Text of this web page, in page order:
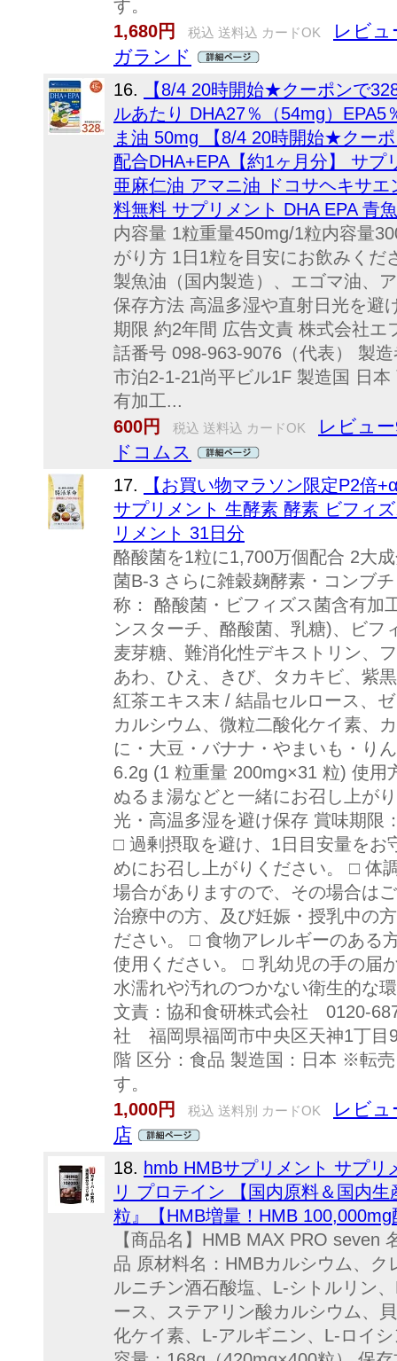
す。
1,680円
税込 送料込 カードOK
レビュ
ガランド
16.
【8/4 20時開始★クーポンで
ルあたり DHA27％（54mg）
ま油 50mg 【8/4 20時開始★クー
配合DHA+EPA【約1ヶ月分】 サ
亜麻仁油 アマニ油 ドコサヘキサ
料無料 サプリメント DHA EPA 青
内容量 1粒重量450mg/1粒内容量
がり方 1日1粒を目安にお飲みくだ
製魚油（国内製造）、エゴマ油、
保存方法 高温多湿や直射日光を避
期限 約2年間 広告文責 株式会社
話番号 098-963-9076（代表） 製
市泊2-1-21尚平ビル1F 製造国 日
有加工...
600円
税込 送料込 カードOK
レビュ
ドコムス
17.
【お買い物マラソン限定P2倍
サプリメント 生酵素 酵素 ビフィ
リメント 31日分
酪酸菌を1粒に1,700万個配合 2大
菌B-3 さらに雑穀麹酵素・コンブ
称： 酪酸菌・ビフィズス菌含有加
ンスターチ、酪酸菌、乳糖)、ビフ
麦芽糖、難消化性デキストリン、
あわ、ひえ、きび、タカキビ、紫
紅茶エキス末 / 結晶セルロース、
カルシウム、微粒二酸化ケイ素、
に・大豆・バナナ・やまいも・り
6.2g (1 粒重量 200mg×31 粒) 使用
ぬるま湯などと一緒にお召し上が
光・高温多湿を避け保存 賞味期限
□ 過剰摂取を避け、1日目安量を
めにお召し上がりください。 □ 体
場合がありますので、その場合は
治療中の方、及び妊娠・授乳中の
ださい。 □ 食物アレルギーのある
使用ください。 □ 乳幼児の手の届
水濡れや汚れのつかない衛生的な
文責：協和食研株式会社 0120-
社 福岡県福岡市中央区天神1丁目
階 区分：食品 製造国：日本 ※転
す。
1,000円
税込 送料別 カードOK
レビュ
店
18. hmb HMBサプリメント サプ
リ プロテイン 【国内原料＆国内
粒』【HMB増量！HMB
【商品名】HMB MAX PRO seven
品 原材料名：HMBカルシウム、
ルニチン酒石酸塩、L-シトルリン
ース、ステアリン酸カルシウム、
化ケイ素、L-アルギニン、L-ロイ